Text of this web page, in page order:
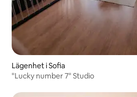
Lägenhet i Sofia
"Lucky number 7" Studio